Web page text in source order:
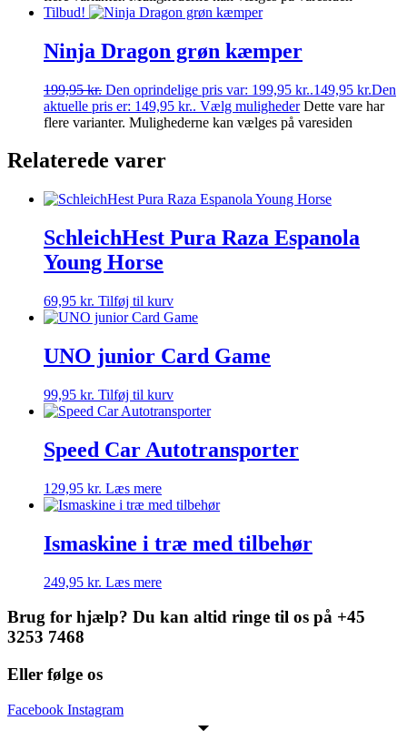
Tilbud!
Ninja Dragon grøn kæmper
199,95kr. Den oprindelige pris var: 199,95 kr..149,95 kr.Den
aktuelle pris er: 149,95 kr.. Vælg muligheder Dette vare har
flere varianter. Mulighederne kan vælges på varesiden
Relaterede varer
SchleichHest Pura Raza Espanola
Young Horse
69,95 kr. Tilføj til kurv
UNO junior Card Game
99,95 kr. Tilføj til kurv
Speed Car Autotransporter
129,95 kr. Læs mere
Ismaskine i træ med tilbehør
249,95 kr. Læs mere
Brug for hjælp? Du kan altid ringe til os på +45
3253 7468
Eller følge os
Facebook Instagram